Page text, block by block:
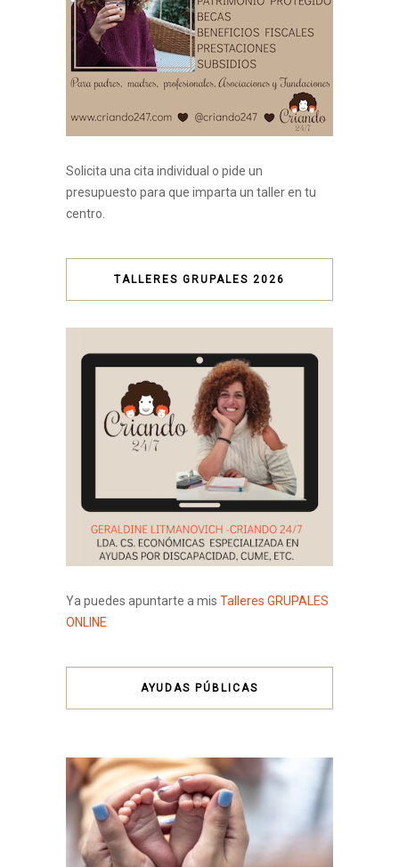
Solicita una cita individual o pide un
presupuesto para que imparta un taller en tu
centro.
TALLERES GRUPALES 2026
Ya puedes apuntarte a mis Talleres GRUPALES
ONLINE
AYUDAS PÚBLICAS